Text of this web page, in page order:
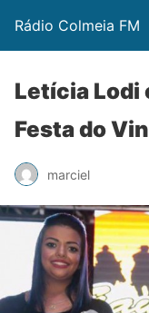
Rádio Colmeia FM
Letícia Lodi
Festa do
marciel